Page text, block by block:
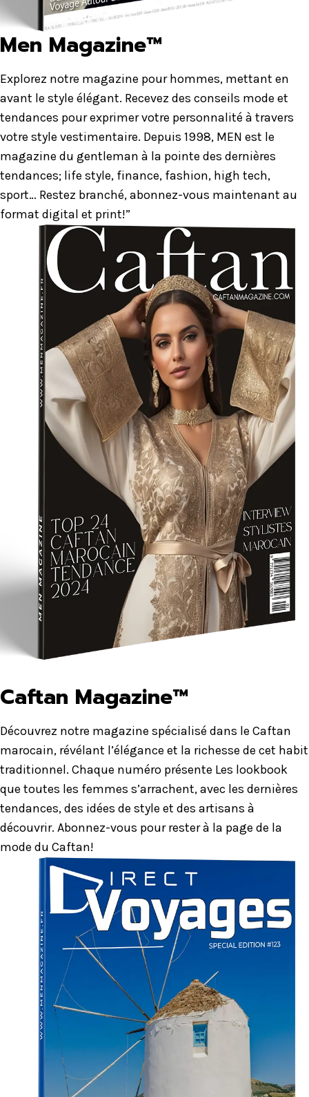
Men Magazine™
Explorez notre magazine pour hommes, mettant en
avant le style élégant. Recevez des conseils mode et
tendances pour exprimer votre personnalité à travers
votre style vestimentaire. Depuis 1998, MEN est le
magazine du gentleman à la pointe des dernières
tendances; life style, finance, fashion, high tech,
sport… Restez branché, abonnez-vous maintenant au
format digital et print!”
Caftan Magazine™
Découvrez notre magazine spécialisé dans le Caftan
marocain, révélant l’élégance et la richesse de cet habit
traditionnel. Chaque numéro présente Les lookbook
que toutes les femmes s’arrachent, avec les dernières
tendances, des idées de style et des artisans à
découvrir. Abonnez-vous pour rester à la page de la
mode du Caftan!